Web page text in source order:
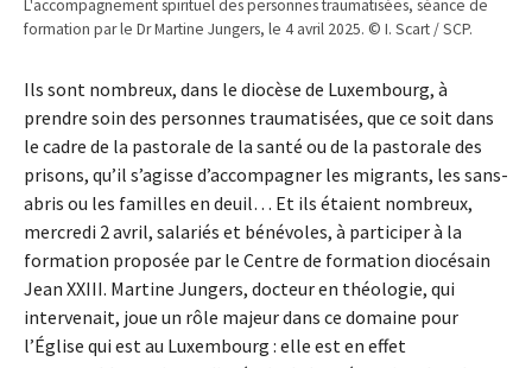
L'accompagnement spirituel des personnes traumatisées, séance de
formation par le Dr Martine Jungers, le 4 avril 2025. © I. Scart / SCP.
Ils sont nombreux, dans le diocèse de Luxembourg, à
prendre soin des personnes traumatisées, que ce soit dans
le cadre de la pastorale de la santé ou de la pastorale des
prisons, qu’il s’agisse d’accompagner les migrants, les sans-
abris ou les familles en deuil… Et ils étaient nombreux,
mercredi 2 avril, salariés et bénévoles, à participer à la
formation proposée par le Centre de formation diocésain
Jean XXIII. Martine Jungers, docteur en théologie, qui
intervenait, joue un rôle majeur dans ce domaine pour
l’Église qui est au Luxembourg : elle est en effet